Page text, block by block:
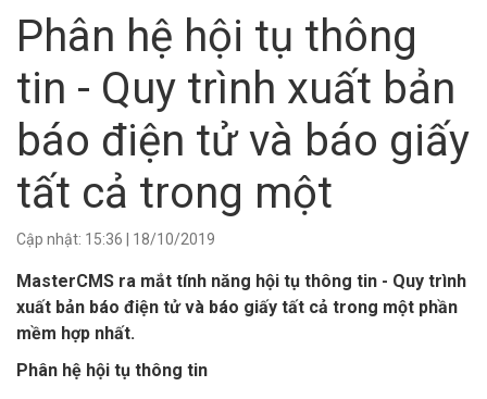
Phân hệ hội tụ thông
tin - Quy trình xuất bản
báo điện tử và báo giấy
tất cả trong một
Cập nhật: 15:36 18/10/2019
MasterCMS ra mắt tính năng hội tụ thông tin - Quy trình
xuất bản báo điện tử và báo giấy tất cả trong một phần
mềm hợp nhất.
Phân hệ hội tụ thông tin